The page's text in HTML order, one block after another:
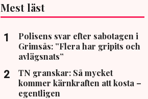
Mest läst
Polisens svar efter sabotagen i
Grimsås: ”Flera har gripits och
avlägsnats”
TN granskar: Så mycket
kommer kärnkraften att kosta –
egentligen